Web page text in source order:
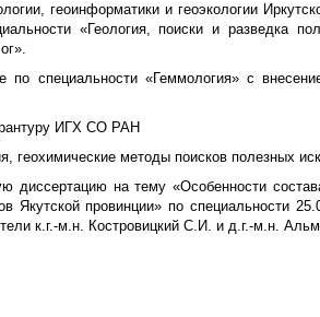
геоинформатики и геоэкологии
«Геология, поиски и разведка
специальности «Геммология» с
ИГХ СО РАН
геохимические методы поисков полезных
диссертацию на тему «Особенности
Якутской провинции» по специальности
к.г.-м.н. Костровицкий С.И. и д.г.-м.н.